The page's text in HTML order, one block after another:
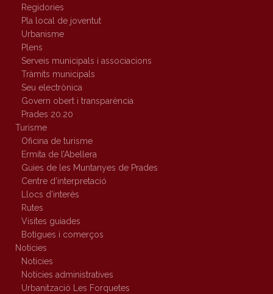
Regidories
Pla local de joventut
Urbanisme
Plens
Serveis municipals i associacions
Tràmits municipals
Seu electrònica
Govern obert i transparència
Prades 20.20
Turisme
Oficina de turisme
Ermita de l’Abellera
Guies de les Muntanyes de Prades
Centre d’interpretació
Llocs d’interès
Rutes
Visites guiades
Botigues i comerços
Notícies
Notícies
Notícies administratives
Urbanització Les Forquetes